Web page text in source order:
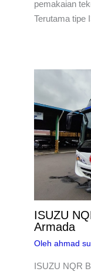
pemakaian
Terutama tipe
ISUZU
Armada
Oleh ahmad
ISUZU NQR